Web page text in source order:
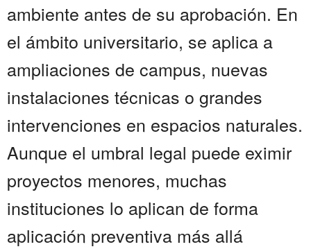
ambiente antes de su aprobación. En
el ámbito universitario, se aplica a
ampliaciones de campus, nuevas
instalaciones técnicas o grandes
intervenciones en espacios naturales.
Aunque el umbral legal puede eximir
proyectos menores, muchas
instituciones lo aplican de forma
aplicación preventiva más allá